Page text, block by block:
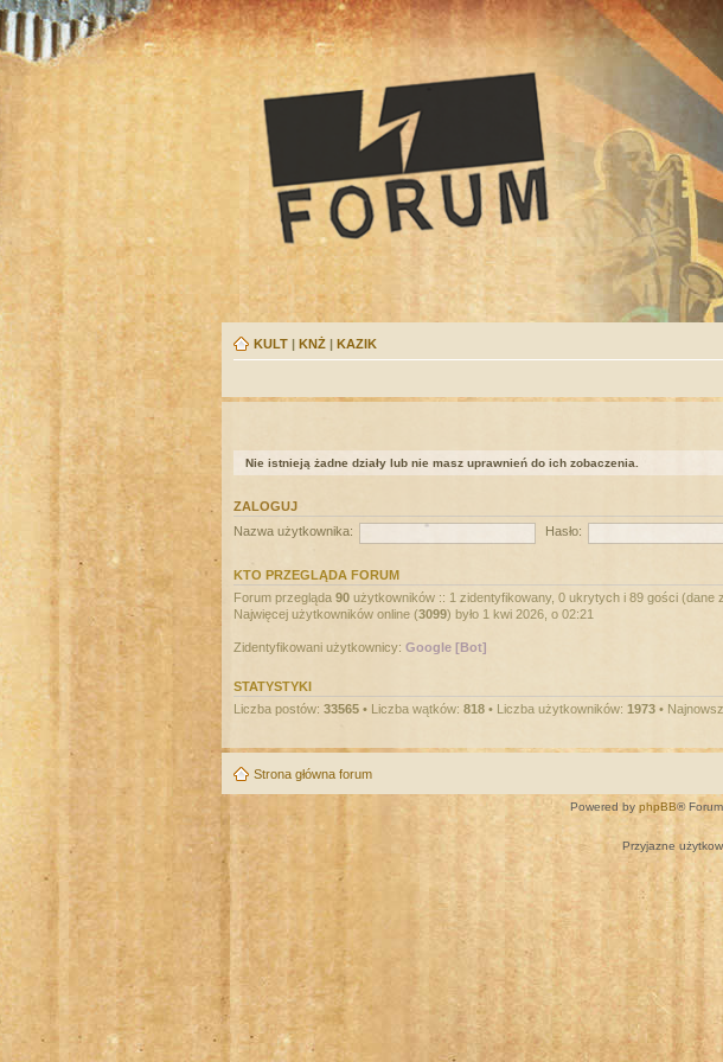
KULT | KNŻ | KAZIK
Nie istnieją żadne działy lub nie masz uprawnień do ich zobaczenia.
ZALOGUJ
Nazwa użytkownika:
Hasło:
KTO PRZEGLĄDA FORUM
Forum przegląda 90 użytkowników :: 1 zidentyfikowany, 0 ukrytych i 89 gości (dane
Najwięcej użytkowników online (3099) było 1 kwi 2026, o 02:21
Zidentyfikowani użytkownicy: Google [Bot]
STATYSTYKI
Liczba postów: 33565 • Liczba wątków: 818 • Liczba użytkowników: 1973 •
Strona główna forum
Powered by phpBB®
Przyjazne